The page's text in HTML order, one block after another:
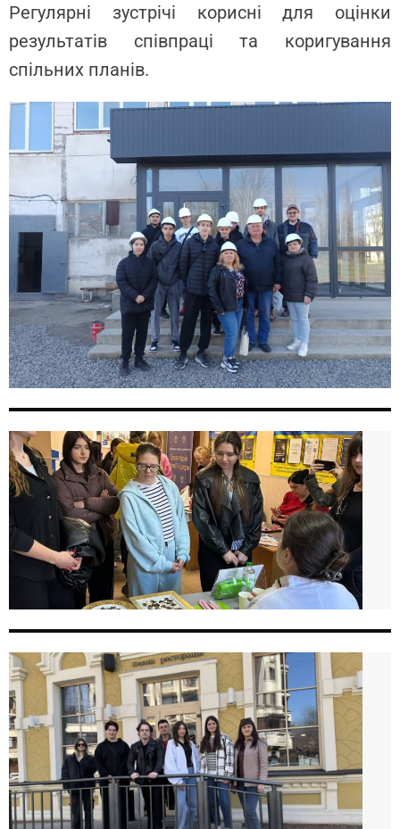
Регулярні зустрічі корисні для оцінки
результатів співпраці та коригування
спільних планів.